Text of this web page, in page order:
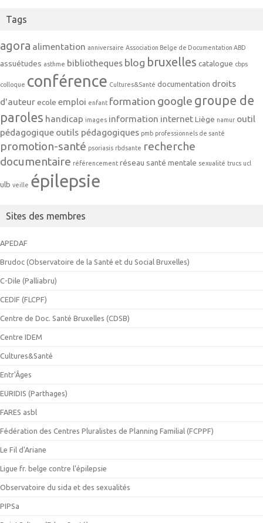
Tags
agora alimentation anniversaire Association Belge de Documentation ABD
assuétudes asthme bibliotheques blog bruxelles catalogue cbps
colloque conférence Cultures&Santé documentation droits
d'auteur ecole emploi enfant formation google groupe de
paroles handicap images information internet Liège namur outil
pédagogique outils pédagogiques pmb professionnels de santé
promotion-santé psoriasis rbdsante recherche
documentaire référencement réseau santé mentale sexualité trucs ucl
ulb veille épilepsie
Sites des membres
APEDAF
Brudoc (Observatoire de la Santé et du Social Bruxelles)
C-Dile (Palliabru)
CEDIF (FLCPF)
Centre de Doc. Santé Bruxelles (CDSB)
Centre IDEM
Cultures&Santé
Entr'Âges
EURIDIS (Parthages)
FARES asbl
Fédération des Centres Pluralistes de Planning Familial (FCPPF)
Le Fil d'Ariane
Ligue fr. belge contre l'épilepsie
Observatoire du sida et des sexualités
PIPSa